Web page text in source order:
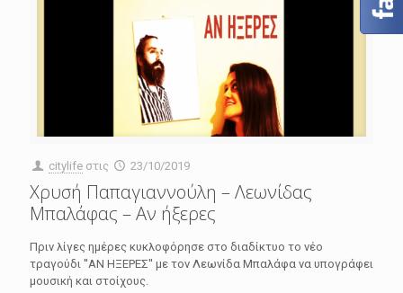
citylife στις 23/10/2019
Χρυσή Παπαγιαννούλη – Λεωνίδας
Μπαλάφας – Αν ήξερες
Πριν λίγες ημέρες κυκλοφόρησε στο διαδίκτυο το νέο
τραγούδι ''ΑΝ ΗΞΕΡΕΣ'' με τον Λεωνίδα Μπαλάφα να υπογράφει
μουσική και στοίχους.